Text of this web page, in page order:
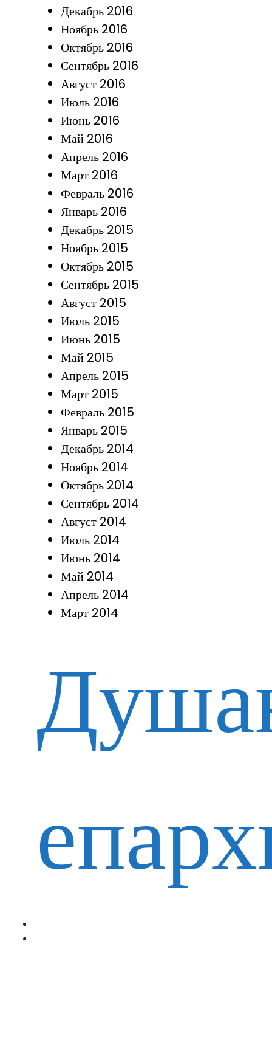
Декабрь 2016
Ноябрь 2016
Октябрь 2016
Сентябрь 2016
Август 2016
Июль 2016
Июнь 2016
Май 2016
Апрель 2016
Март 2016
Февраль 2016
Январь 2016
Декабрь 2015
Ноябрь 2015
Октябрь 2015
Сентябрь 2015
Август 2015
Июль 2015
Июнь 2015
Май 2015
Апрель 2015
Март 2015
Февраль 2015
Январь 2015
Декабрь 2014
Ноябрь 2014
Октябрь 2014
Сентябрь 2014
Август 2014
Июль 2014
Июнь 2014
Май 2014
Апрель 2014
Март 2014